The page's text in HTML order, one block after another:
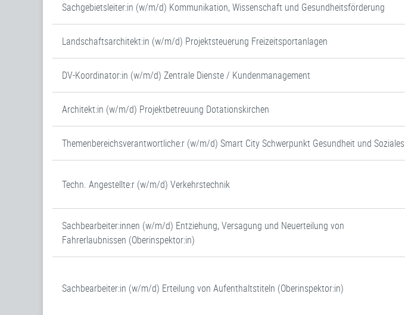
Sachgebietsleiter:in (w/m/d) Kommunikation, Wissenschaft und Gesundheitsförderung
Landschaftsarchitekt:in (w/m/d) Projektsteuerung Freizeitsportanlagen
DV-Koordinator:in (w/m/d) Zentrale Dienste / Kundenmanagement
Architekt:in (w/m/d) Projektbetreuung Dotationskirchen
Themenbereichsverantwortliche:r (w/m/d) Smart City Schwerpunkt Gesundheit und Soziales
Techn. Angestellte:r (w/m/d) Verkehrstechnik
Sachbearbeiter:innen (w/m/d) Entziehung, Versagung und Neuerteilung von
Fahrerlaubnissen (Oberinspektor:in)
Sachbearbeiter:in (w/m/d) Erteilung von Aufenthaltstiteln (Oberinspektor:in)